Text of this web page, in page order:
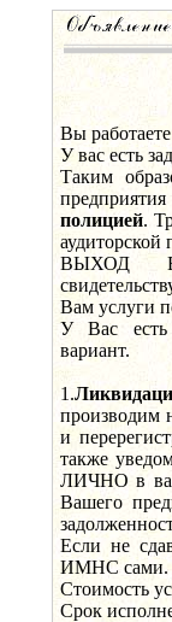
Вы
У вас есть
Таким
предприятия
полицией.
аудиторской
ВЫХОД
Вам услуги
У Вас есть
вариант.
1.
производим
и
также
ЛИЧНО в
Вашего
Если не
ИМНС сами.
Стоимость
Срок